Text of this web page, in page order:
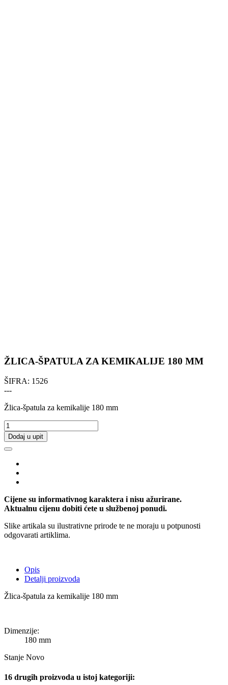
ŽLICA-ŠPATULA ZA KEMIKALIJE 180 MM
ŠIFRA: 1526
---
Žlica-špatula za kemikalije 180 mm
Dodaj u upit
Cijene su informativnog karaktera i nisu ažurirane.
Aktualnu cijenu dobiti ćete u službenoj ponudi.
Slike artikala su ilustrativne prirode te ne moraju u potpunosti
odgovarati artiklima.
Opis
Detalji proizvoda
Žlica-špatula za kemikalije 180 mm
Dimenzije:
180 mm
Stanje Novo
16 drugih proizvoda u istoj kategoriji: